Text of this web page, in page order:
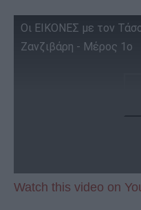
Oι ΕΙΚΟΝΕΣ με τον
Ζανζιβάρη - Μέρος 1ο
Watch this video on